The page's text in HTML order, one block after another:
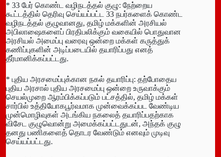
* 33 பேர் கொண்ட வழிநடத்தல் குழு: நேற்றைய
கூட்டத்தில் தெரிவு செய்யப்பட்ட 33 நபர்களைக் கொண்ட
வழிநடத்தல் குழுவானது, தமிழ் மக்களின் அரசியல்
அபிலாஷைகளைப் பிரதிபலிக்கும் வகையில் பொதுவான
அரசியல் அமைப்பு வரைவு ஒன்றை மக்கள் கருத்துக்
கணிப்புகளின் அடிப்படையில் தயாரிப்பது எனத்
தீர்மானிக்கப்பட்டது.
* புதிய அரசமைப்புக்கான நகல் தயாரிப்பு: தற்போதைய
புதிய அரசால் புதிய அரசமைப்பு ஒன்றை உருவாக்கும்
செயல்முறை ஆரம்பிக்கப்படும் பட்சத்தில், தமிழ் மக்கள்
சார்பில் உத்தியோகபூர்வமாக முன்வைக்கப்பட வேண்டிய
முன்மொழிவுகள் அடங்கிய நகலைத் தயாரிப்பதற்காக
விசேட குழுவொன்று அமைக்கப்பட்டதுடன், அந்தக் குழு
தனது பணிகளைத் தொடர வேண்டும் எனவும் முடிவு
செய்யப்பட்டது.